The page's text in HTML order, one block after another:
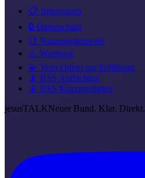
📋 Impressum
🔒 Datenschutz
📑 Nutzungshinweis
⚠️ Warnung
💫 Vom Odem zur Erfüllung
📡 RSS Andachten
📡 RSS Kurzpredigten
jesusTALKNeuer Bund. Klar. Direkt.